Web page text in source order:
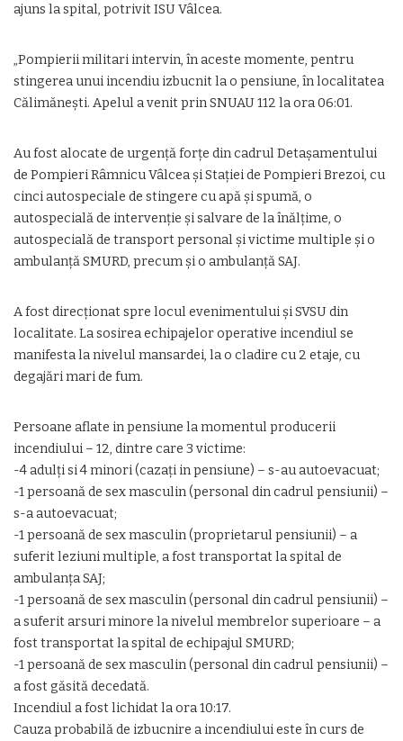
ajuns la spital, potrivit ISU Vâlcea.
„Pompierii militari intervin, în aceste momente, pentru
stingerea unui incendiu izbucnit la o pensiune, în localitatea
Călimăneşti. Apelul a venit prin SNUAU 112 la ora 06:01.
Au fost alocate de urgenţă forţe din cadrul Detaşamentului
de Pompieri Râmnicu Vâlcea şi Staţiei de Pompieri Brezoi, cu
cinci autospeciale de stingere cu apă şi spumă, o
autospecială de intervenţie şi salvare de la înălţime, o
autospecială de transport personal şi victime multiple şi o
ambulanţă SMURD, precum şi o ambulanţă SAJ.
A fost direcţionat spre locul evenimentului şi SVSU din
localitate. La sosirea echipajelor operative incendiul se
manifesta la nivelul mansardei, la o cladire cu 2 etaje, cu
degajări mari de fum.
Persoane aflate in pensiune la momentul producerii
incendiului – 12, dintre care 3 victime:
-4 adulți si 4 minori (cazați in pensiune) – s-au autoevacuat;
-1 persoană de sex masculin (personal din cadrul pensiunii) –
s-a autoevacuat;
-1 persoană de sex masculin (proprietarul pensiunii) – a
suferit leziuni multiple, a fost transportat la spital de
ambulanța SAJ;
-1 persoană de sex masculin (personal din cadrul pensiunii) –
a suferit arsuri minore la nivelul membrelor superioare – a
fost transportat la spital de echipajul SMURD;
-1 persoană de sex masculin (personal din cadrul pensiunii) –
a fost găsită decedată.
Incendiul a fost lichidat la ora 10:17.
Cauza probabilă de izbucnire a incendiului este în curs de